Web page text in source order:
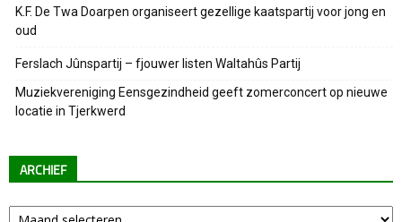
K.F. De Twa Doarpen organiseert gezellige kaatspartij voor jong en
oud
Ferslach Jûnspartij – fjouwer listen Waltahûs Partij
Muziekvereniging Eensgezindheid geeft zomerconcert op nieuwe
locatie in Tjerkwerd
ARCHIEF
Archief